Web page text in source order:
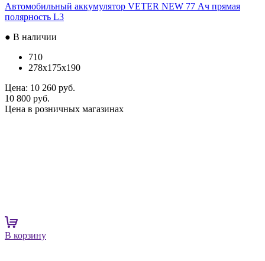
Автомобильный аккумулятор VETER NEW 77 Ач прямая
полярность L3
● В наличии
710
278x175x190
Цена: 10 260 руб.
10 800 руб.
Цена в розничных магазинах
В корзину